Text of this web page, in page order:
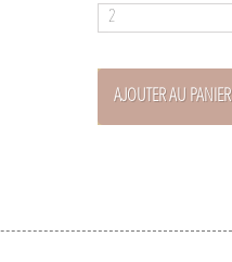
2
AJOUTER AU PANIER